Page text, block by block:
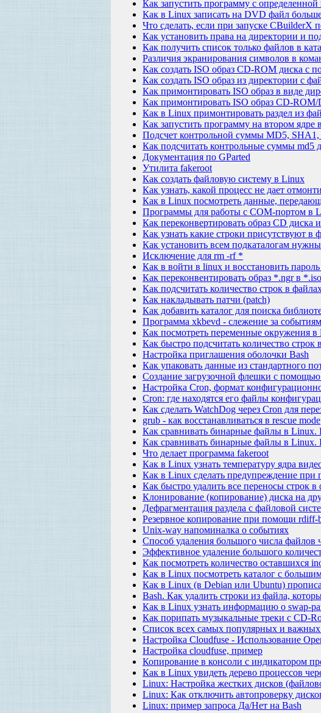
Как запустить программу с
Как в Linux записать на DVD файл
Что сделать, если при запуске CBuilderX
Как установить права на директории и
Как получить список только файлов в
Различия экранирования символов в
Как создать ISO образ CD-ROM диска с
Как создать ISO образ из директории с
Как примонтировать ISO образ в виде
Как примонтировать ISO образ CD-
Как в Linux примонтировать раздел из
Как запустить программу на втором ядре
Подсчет контрольной суммы MD5,
Как подсчитать контрольные суммы md5
Документация по GParted
Утилита fakeroot
Как создать файловую систему в Linux
Как узнать, какой процесс не дает
Как в Linux посмотреть данные,
Программы для работы с COM-портом в
Как переконвертировать образ CD диска
Как узнать какие строки присутствуют в
Как установить всем подкаталогам
Исключение для rm -rf *
Как в войти в linux и восстановить пароль
Как переконвентировать образ *.ngr в *.iso
Как подсчитать количество строк в
Как накладывать патчи (patch)
Как добавить каталог для поиска
Программа xkbevd - слежение за
Как посмотреть переменные окружения в
Как быстро подсчитать количество строк
Настройка приглашения оболочки Bash
Как упаковать данные из стандартного
Создание загрузочной флешки с
Настройка Cron, формат
Cron: где находятся его файлы
Как сделать WatchDog через Сron для
grub - как восстанавливаться в rescue mode
Как сравнивать бинарные файлы в
Как сравнивать бинарные файлы в
Что делает программа fakeroot
Как в Linux узнать температуру ядра
Как в Linux сделать предупреждение
Как быстро удалить все переносы строк в
Клонирование (копирование) диска на
Дефрагментация раздела с файловой
Резервное копирование при помощи rdiff-
Unix-way напоминалка о событиях
Способ удаления большого числа файлов
Эффективное удаление большого
Как посмотреть количество оставшихся
Как в Linux посмотреть каталог с
Как в Linux (в Debian или Ubuntu)
Bash. Как удалить строки из файла,
Как в Linux узнать информацию о swap-
Как порипать музыкальные треки с CD-
Список всех самых популярных и
Настройка Cloudfuse - Использование
Настройка cloudfuse, пример
Копирование в консоли с индикатором
Как в Linux увидеть дерево процессов
Linux: Настройка жестких дисков
Linux: Как отключить автопроверку
Linux: пример запроса Да/Нет на Bash